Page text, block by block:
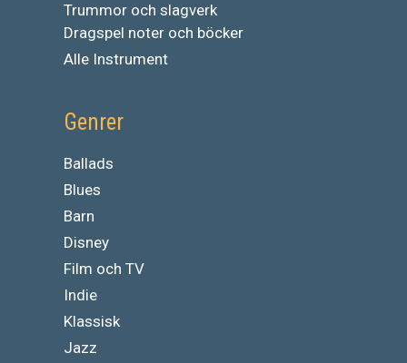
Trummor och slagverk
Dragspel noter och böcker
Alle Instrument
Genrer
Ballads
Blues
Barn
Disney
Film och TV
Indie
Klassisk
Jazz